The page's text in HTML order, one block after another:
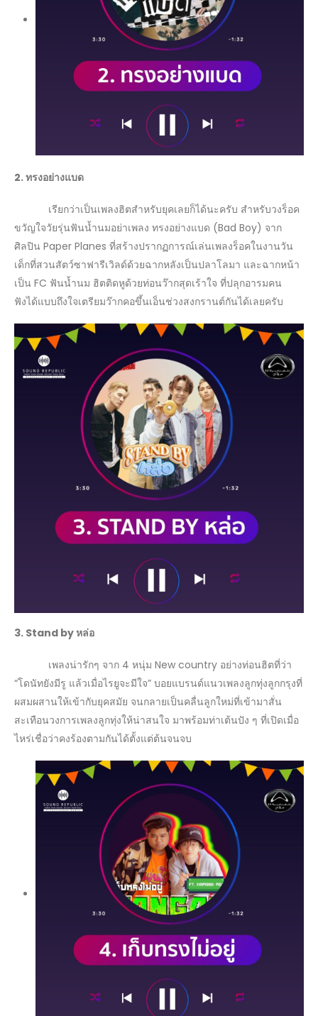
2. ทรงอย่างแบด
เรียกว่าเป็นเพลงฮิตสำหรับยุคเลยก็ได้นะครับ สำหรับวงร็อค
ขวัญใจวัยรุ่นฟันน้ำนมอย่าเพลง ทรงอย่างแบด (Bad Boy) จาก
ศิลปิน Paper Planes ที่สร้างปรากฏการณ์เล่นเพลงร็อคในงานวัน
เด็กที่สวนสัตว์ซาฟารีเวิลด์ด้วยฉากหลังเป็นปลาโลมา และฉากหน้า
เป็น FC ฟันน้ำนม ฮิตติดหูด้วยท่อนว๊ากสุดเร้าใจ ที่ปลุกอารมคน
ฟังได้แบบถึงใจเตรียมว๊ากคอขึ้นเอ็นช่วงสงกรานต์กันได้เลยครับ
3. Stand by หล่อ
เพลงน่ารักๆ จาก 4 หนุ่ม New country อย่างท่อนฮิตที่ว่า
“โดนัทยังมีรู แล้วเมื่อไรยูจะมีใจ” บอยแบรนด์แนวเพลงลูกทุ่งลูกกรุงที่
ผสมผสานให้เข้ากับยุคสมัย จนกลายเป็นคลื่นลูกใหม่ที่เข้ามาสั่น
สะเทือนวงการเพลงลูกทุ่งให้น่าสนใจ มาพร้อมท่าเต้นปัง ๆ ที่เปิดเมื่อ
ไหร่เชื่อว่าคงร้องตามกันได้ตั้งแต่ต้นจนจบ